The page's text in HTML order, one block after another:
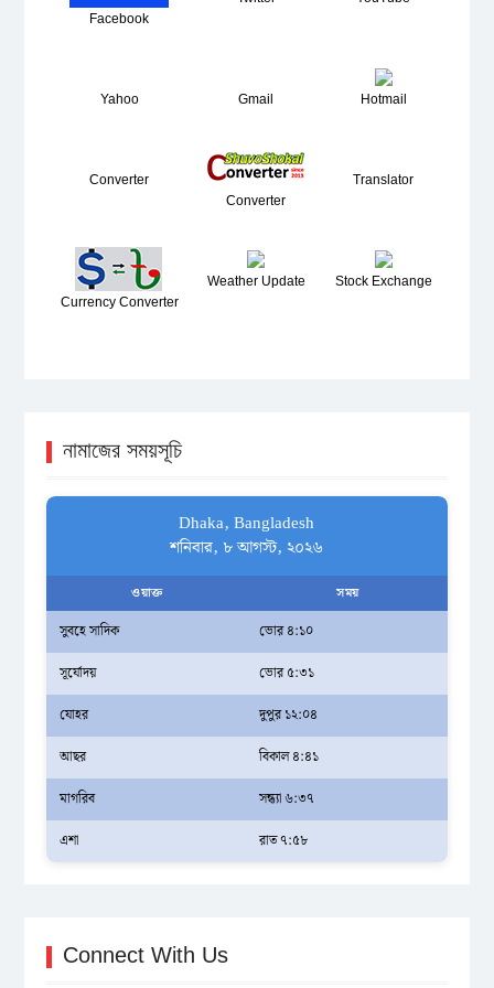
Facebook
Yahoo Gmail Hotmail
Converter
Converter
Translator
Currency Converter
Weather Update Stock Exchange
নামাজের সময়সূচি
Dhaka, Bangladesh
শনিবার, ৮ আগস্ট, ২০২৬
ওয়াক্ত সময়
সুবহে সাদিক
ভোর ৪:১০
সূর্যোদয়
ভোর ৫:৩১
যোহর
দুপুর ১২:০৪
আছর
বিকাল ৪:৪১
মাগরিব
সন্ধ্যা ৬:৩৭
এশা
রাত ৭:৫৮
Connect With Us